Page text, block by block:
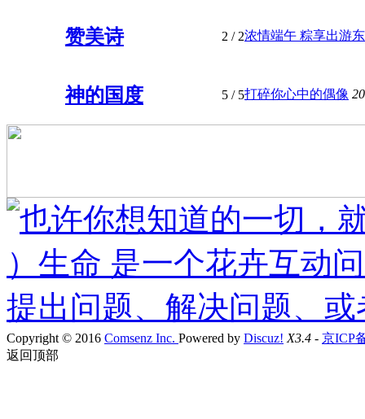
赞美诗 2 / 2浓情端午 粽享出游
神的国度 5 / 5打碎你心中的偶像
Copyright © 2016 Comsenz Inc. Powered by Discuz! X3.4 - 京ICP
返回顶部